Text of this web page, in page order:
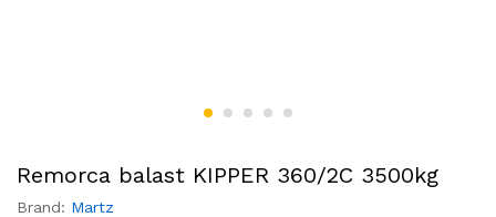
Remorca balast KIPPER 360/2C 3500kg
Brand: Martz